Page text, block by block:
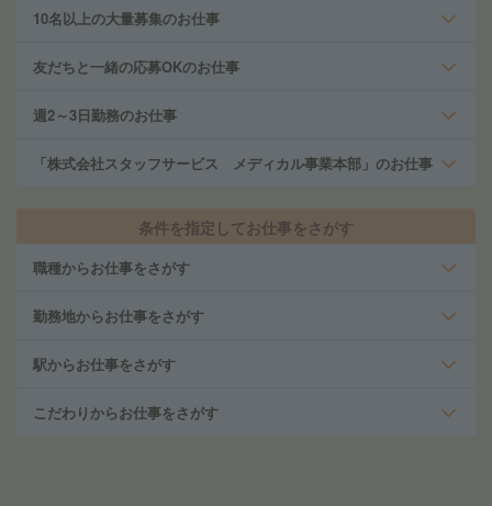
10名以上の大量募集のお仕事
友だちと一緒の応募OKのお仕事
週2～3日勤務のお仕事
「株式会社スタッフサービス メディカル事業本部」のお仕事
条件を指定してお仕事をさがす
職種からお仕事をさがす
勤務地からお仕事をさがす
駅からお仕事をさがす
こだわりからお仕事をさがす